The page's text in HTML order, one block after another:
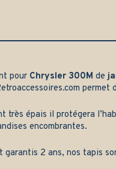
pour Chrysler 300M de
permet
très épais il protégera
encombrantes.
garantis 2 ans, nos tapis